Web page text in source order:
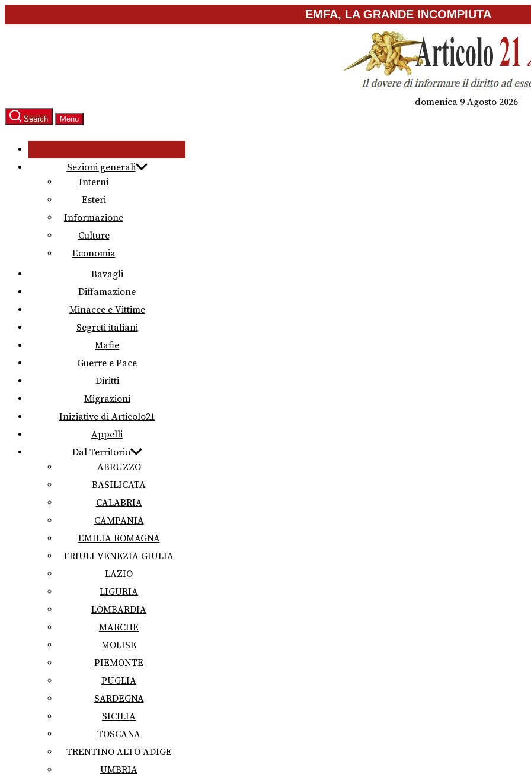
to
EMFA, LA GRANDE INCOMPIUTA
domenica 9 Agosto 2026
Search Menu
Sezioni generali
Interni
Esteri
Informazione
Culture
Economia
Bavagli
Diffamazione
Minacce e Vittime
Segreti italiani
Mafie
Guerre e Pace
Diritti
Migrazioni
Iniziative di Articolo21
Appelli
Dal Territorio
ABRUZZO
BASILICATA
CALABRIA
CAMPANIA
EMILIA ROMAGNA
FRIULI VENEZIA GIULIA
LAZIO
LIGURIA
LOMBARDIA
MARCHE
MOLISE
PIEMONTE
PUGLIA
SARDEGNA
SICILIA
TOSCANA
TRENTINO ALTO ADIGE
UMBRIA